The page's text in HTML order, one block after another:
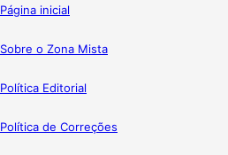
Página inicial
Sobre o Zona Mista
Política Editorial
Política de Correções